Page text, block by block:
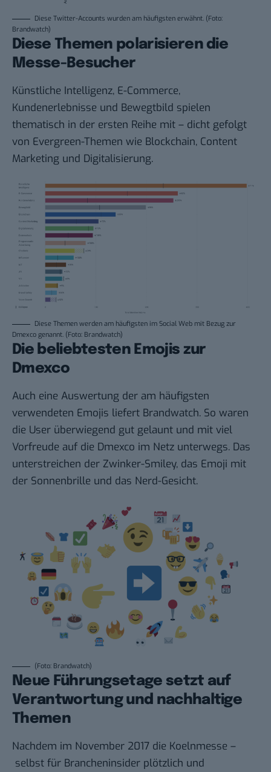
Diese Twitter-Accounts wurden am häufigsten erwähnt. (Foto:
Brandwatch)
Diese Themen polarisieren die
Messe-Besucher
Künstliche Intelligenz, E-Commerce,
Kundenerlebnisse und Bewegtbild spielen
thematisch in der ersten Reihe mit – dicht gefolgt
von Evergreen-Themen wie Blockchain, Content
Marketing und Digitalisierung.
Diese Themen werden am häufigsten im Social Web mit Bezug zur
Dmexco genannt. (Foto: Brandwatch)
Die beliebtesten Emojis zur
Dmexco
Auch eine Auswertung der am häufigsten
verwendeten Emojis liefert Brandwatch. So waren
die User überwiegend gut gelaunt und mit viel
Vorfreude auf die Dmexco im Netz unterwegs. Das
unterstreichen der Zwinker-Smiley, das Emoji mit
der Sonnenbrille und das Nerd-Gesicht.
(Foto: Brandwatch)
Neue Führungsetage setzt auf
Verantwortung und nachhaltige
Themen
Nachdem im November 2017 die Koelnmesse –
selbst für Brancheninsider plötzlich und